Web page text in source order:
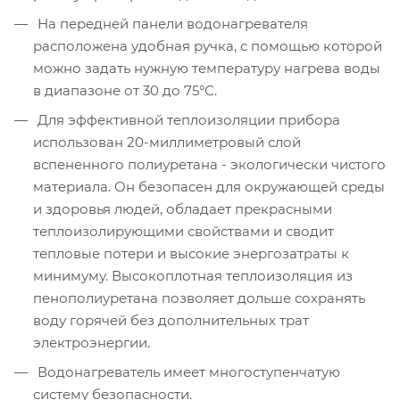
На передней панели водонагревателя
расположена удобная ручка, с помощью которой
можно задать нужную температуру нагрева воды
в диапазоне от 30 до 75°С.
Для эффективной теплоизоляции прибора
использован 20-миллиметровый слой
вспененного полиуретана - экологически чистого
материала. Он безопасен для окружающей среды
и здоровья людей, обладает прекрасными
теплоизолирующими свойствами и сводит
тепловые потери и высокие энергозатраты к
минимуму. Высокоплотная теплоизоляция из
пенополиуретана позволяет дольше сохранять
воду горячей без дополнительных трат
электроэнергии.
Водонагреватель имеет многоступенчатую
систему безопасности.